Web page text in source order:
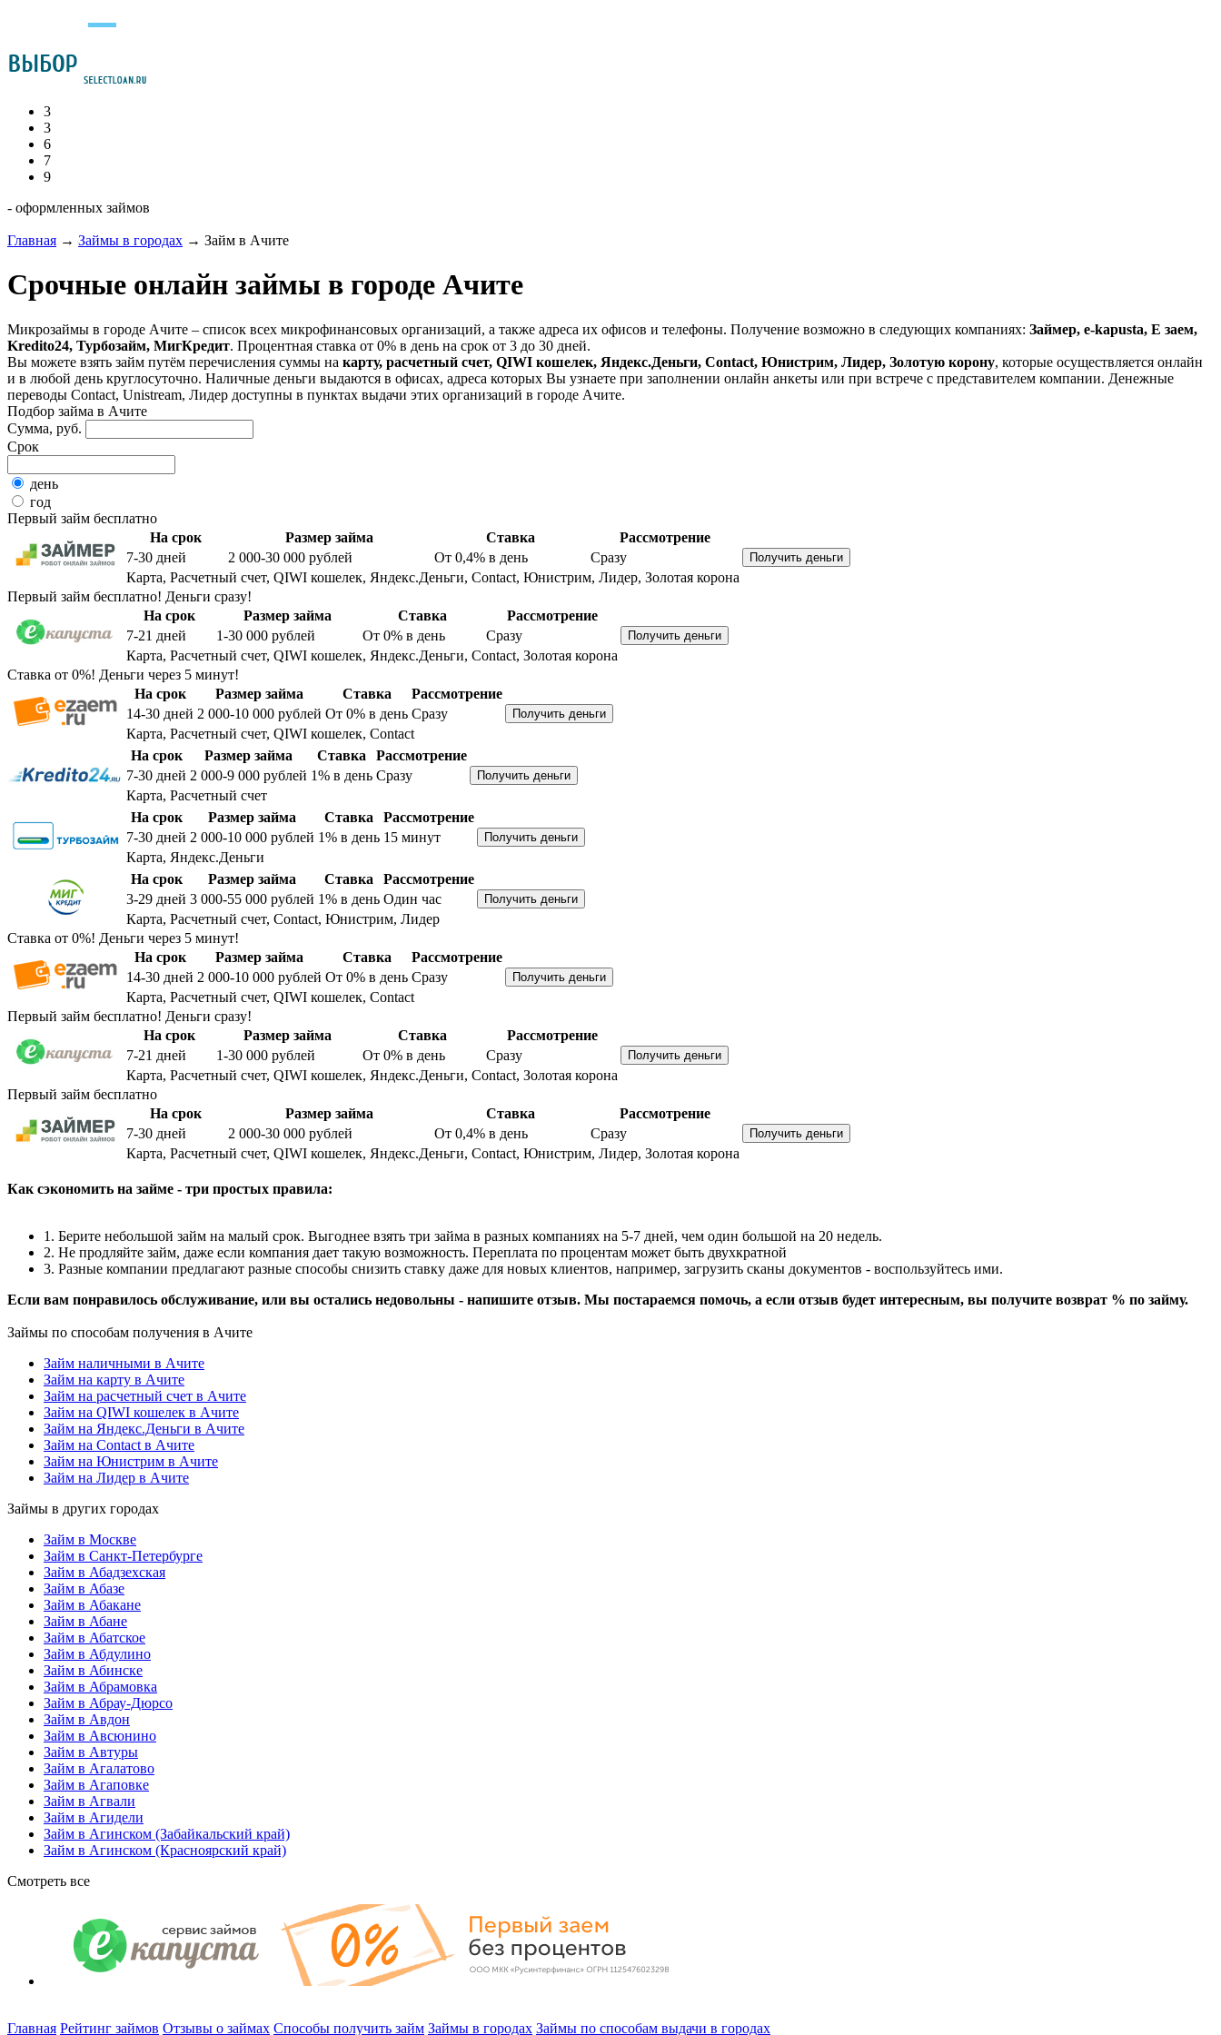
3
3
6
7
9
- оформленных займов
Главная → Займы в городах → Займ в Ачите
Срочные онлайн займы в городе Ачите
Микрозаймы в городе Ачите – список всех микрофинансовых организаций, а также адреса их офисов и телефоны. Получение возможно в следующих компаниях: Займер, e-kapusta, Е заем,
Kredito24, Турбозайм, МигКредит. Процентная ставка от 0% в день на срок от 3 до 30 дней.
Вы можете взять займ путём перечисления суммы на карту, расчетный счет, QIWI кошелек, Яндекс.Деньги, Contact, Юнистрим, Лидер, Золотую корону, которые осуществляется онлайн
и в любой день круглосуточно. Наличные деньги выдаются в офисах, адреса которых Вы узнаете при заполнении онлайн анкеты или при встрече с представителем компании. Денежные
переводы Contact, Unistream, Лидер доступны в пунктах выдачи этих организаций в городе Ачите.
Подбор займа в Ачите
Сумма, руб.
Срок
день
год
Первый займ бесплатно
На срок
Размер займа Ставка
Рассмотрение
7-30 дней 2 000-30 000 рублей От 0,4% в день
Сразу
Карта, Расчетный счет, QIWI кошелек, Яндекс.Деньги, Contact, Юнистрим, Лидер, Золотая корона
Первый займ бесплатно! Деньги сразу!
На срок
Размер займа Ставка
Рассмотрение
7-21 дней 1-30 000 рублей От 0% в день
Сразу
Карта, Расчетный счет, QIWI кошелек, Яндекс.Деньги, Contact, Золотая корона
Ставка от 0%! Деньги через 5 минут!
На срок
Размер займа Ставка
Рассмотрение
14-30 дней 2 000-10 000 рублей От 0% в день Сразу
Карта, Расчетный счет, QIWI кошелек, Contact
На срок
Размер займа Ставка
Рассмотрение
7-30 дней 2 000-9 000 рублей 1% в день Сразу
Карта, Расчетный счет
На срок
Размер займа Ставка
Рассмотрение
7-30 дней 2 000-10 000 рублей 1% в день 15 минут
Карта, Яндекс.Деньги
На срок
Размер займа Ставка
Рассмотрение
3-29 дней 3 000-55 000 рублей 1% в день Один час
Карта, Расчетный счет, Contact, Юнистрим, Лидер
Ставка от 0%! Деньги через 5 минут!
На срок
Размер займа Ставка
Рассмотрение
14-30 дней 2 000-10 000 рублей От 0% в день Сразу
Карта, Расчетный счет, QIWI кошелек, Contact
Первый займ бесплатно! Деньги сразу!
На срок
Размер займа Ставка
Рассмотрение
7-21 дней 1-30 000 рублей От 0% в день
Сразу
Карта, Расчетный счет, QIWI кошелек, Яндекс.Деньги, Contact, Золотая корона
Первый займ бесплатно
На срок
Размер займа Ставка
Рассмотрение
7-30 дней 2 000-30 000 рублей От 0,4% в день
Сразу
Карта, Расчетный счет, QIWI кошелек, Яндекс.Деньги, Contact, Юнистрим, Лидер, Золотая корона
Как сэкономить на займе - три простых правила:
1. Берите небольшой займ на малый срок. Выгоднее взять три займа в разных компаниях на 5-7 дней, чем один большой на 20 недель.
2. Не продляйте займ, даже если компания дает такую возможность. Переплата по процентам может быть двухкратной
3. Разные компании предлагают разные способы снизить ставку даже для новых клиентов, например, загрузить сканы документов - воспользуйтесь ими.
Если вам понравилось обслуживание, или вы остались недовольны - напишите отзыв. Мы постараемся помочь, а если отзыв будет интересным, вы получите возврат % по займу.
Займы по способам получения в Ачите
Займ наличными в Ачите
Займ на карту в Ачите
Займ на расчетный счет в Ачите
Займ на QIWI кошелек в Ачите
Займ на Яндекс.Деньги в Ачите
Займ на Contact в Ачите
Займ на Юнистрим в Ачите
Займ на Лидер в Ачите
Займы в других городах
Займ в Москве
Займ в Санкт-Петербурге
Займ в Абадзехская
Займ в Абазе
Займ в Абакане
Займ в Абане
Займ в Абатское
Займ в Абдулино
Займ в Абинске
Займ в Абрамовка
Займ в Абрау-Дюрсо
Займ в Авдон
Займ в Авсюнино
Займ в Автуры
Займ в Агалатово
Займ в Агаповке
Займ в Агвали
Займ в Агидели
Займ в Агинском (Забайкальский край)
Займ в Агинском (Красноярский край)
Смотреть все
Главная Рейтинг займов Отзывы о займах Способы получить займ Займы в городах Займы по способам выдачи в городах